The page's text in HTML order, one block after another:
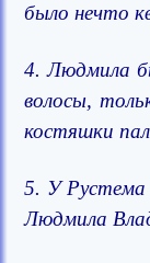
было нечто
4. Людмила
волосы,
костяшки
5. У Рустема
Людмила